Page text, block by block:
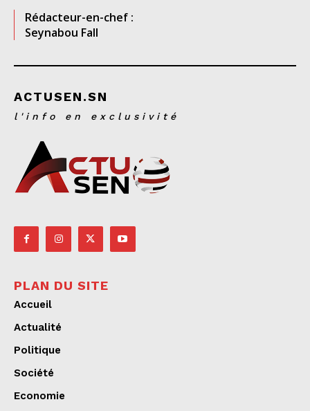
Rédacteur-en-chef :
Seynabou Fall
ACTUSEN.SN
l'info en exclusivité
PLAN DU SITE
Accueil
Actualité
Politique
Société
Economie